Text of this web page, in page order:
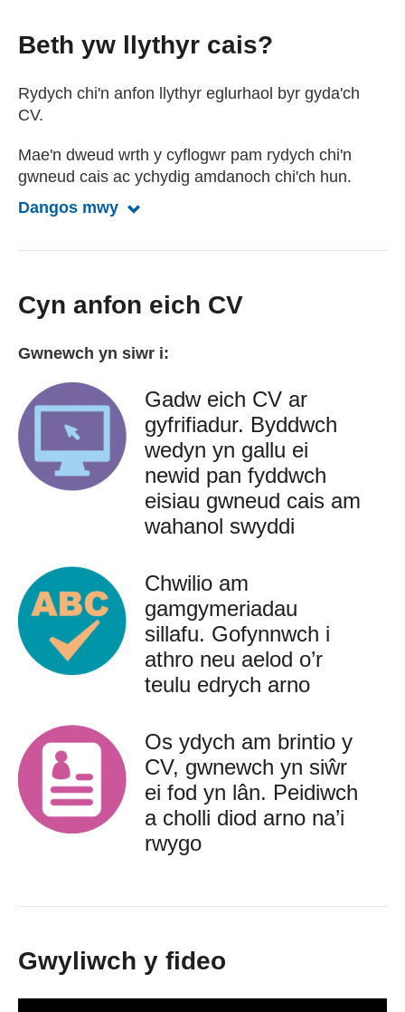
Beth yw llythyr cais?
Rydych chi'n anfon llythyr eglurhaol byr gyda'ch
CV.
Mae'n dweud wrth y cyflogwr pam rydych chi'n
gwneud cais ac ychydig amdanoch chi'ch hun.
Dangos mwy Dangos mwy am lythyrau cais
Cyn anfon eich CV
Gwnewch yn siwr i:
Gadw eich CV ar
gyfrifiadur. Byddwch
wedyn yn gallu ei
newid pan fyddwch
eisiau gwneud cais am
wahanol swyddi
Chwilio am
gamgymeriadau
sillafu. Gofynnwch i
athro neu aelod o’r
teulu edrych arno
Os ydych am brintio y
CV, gwnewch yn siŵr
ei fod yn lân. Peidiwch
a cholli diod arno na’i
rwygo
Gwyliwch y fideo